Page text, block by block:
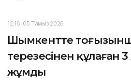
12:16, 05 Тамыз 2026
Шымкентте
терезесінен құлаған 3
жұмды